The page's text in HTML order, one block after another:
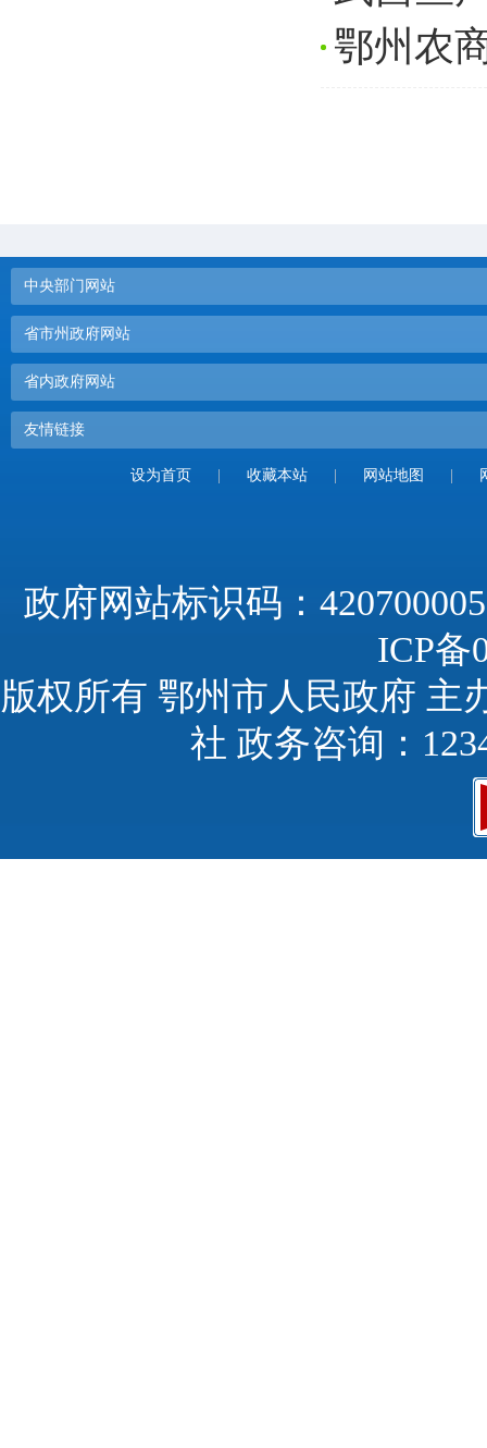
鄂州农
中央部门网站
省市州政府网站
省内政府网站
友情链接
设为首页 收藏本站 网站地图
政府网站标识码：
ICP备
版权所有 鄂州市人民政府 主
社 政务咨询：